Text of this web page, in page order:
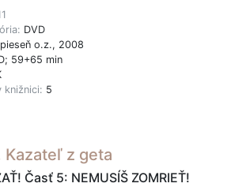
DVD
o.z., 2008
59+65 min
knižnici: 5
Kazateľ z geta
Časť 5: NEMUSÍŠ ZOMRIEŤ!